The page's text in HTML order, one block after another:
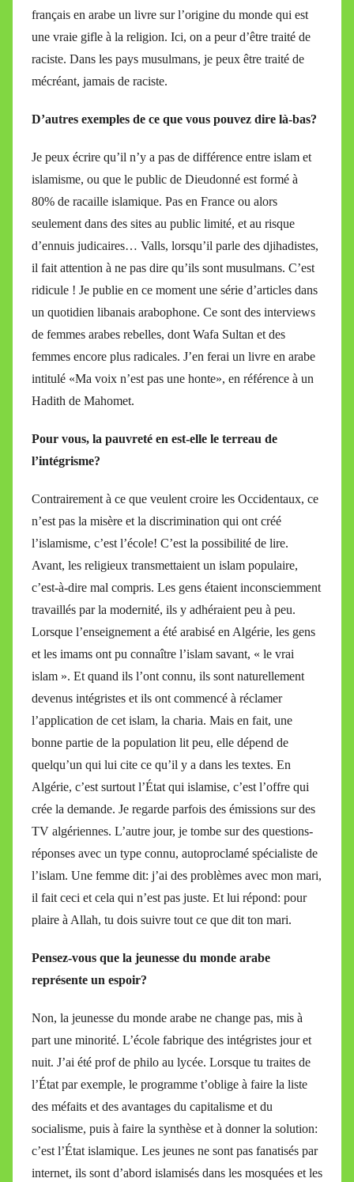
français en arabe un livre sur l’origine du monde qui est
une vraie gifle à la religion. Ici, on a peur d’être traité de
raciste. Dans les pays musulmans, je peux être traité de
mécréant, jamais de raciste.
D’autres exemples de ce que vous pouvez dire là-bas?
Je peux écrire qu’il n’y a pas de différence entre islam et
islamisme, ou que le public de Dieudonné est formé à
80% de racaille islamique. Pas en France ou alors
seulement dans des sites au public limité, et au risque
d’ennuis judicaires… Valls, lorsqu’il parle des djihadistes,
il fait attention à ne pas dire qu’ils sont musulmans. C’est
ridicule ! Je publie en ce moment une série d’articles dans
un quotidien libanais arabophone. Ce sont des interviews
de femmes arabes rebelles, dont Wafa Sultan et des
femmes encore plus radicales. J’en ferai un livre en arabe
intitulé «Ma voix n’est pas une honte», en référence à un
Hadith de Mahomet.
Pour vous, la pauvreté en est-elle le terreau de
l’intégrisme?
Contrairement à ce que veulent croire les Occidentaux, ce
n’est pas la misère et la discrimination qui ont créé
l’islamisme, c’est l’école! C’est la possibilité de lire.
Avant, les religieux transmettaient un islam populaire,
c’est-à-dire mal compris. Les gens étaient inconsciemment
travaillés par la modernité, ils y adhéraient peu à peu.
Lorsque l’enseignement a été arabisé en Algérie, les gens
et les imams ont pu connaître l’islam savant, « le vrai
islam ». Et quand ils l’ont connu, ils sont naturellement
devenus intégristes et ils ont commencé à réclamer
l’application de cet islam, la charia. Mais en fait, une
bonne partie de la population lit peu, elle dépend de
quelqu’un qui lui cite ce qu’il y a dans les textes. En
Algérie, c’est surtout l’État qui islamise, c’est l’offre qui
crée la demande. Je regarde parfois des émissions sur des
TV algériennes. L’autre jour, je tombe sur des questions-
réponses avec un type connu, autoproclamé spécialiste de
l’islam. Une femme dit: j’ai des problèmes avec mon mari,
il fait ceci et cela qui n’est pas juste. Et lui répond: pour
plaire à Allah, tu dois suivre tout ce que dit ton mari.
Pensez-vous que la jeunesse du monde arabe
représente un espoir?
Non, la jeunesse du monde arabe ne change pas, mis à
part une minorité. L’école fabrique des intégristes jour et
nuit. J’ai été prof de philo au lycée. Lorsque tu traites de
l’État par exemple, le programme t’oblige à faire la liste
des méfaits et des avantages du capitalisme et du
socialisme, puis à faire la synthèse et à donner la solution:
c’est l’État islamique. Les jeunes ne sont pas fanatisés par
internet, ils sont d’abord islamisés dans les mosquées et les